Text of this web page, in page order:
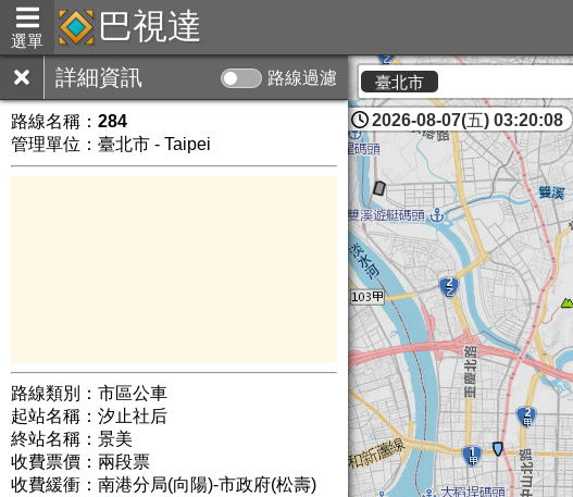
選單 巴視達
詳細資訊 路線過濾
路線名稱： 284
管理單位：臺北市 - Taipei
路線類別：市區公車
起站名稱：汐止社后
終站名稱：景美
收費票價：兩段票
收費緩衝：南港分局(向陽)-市政府(松壽)
臺北市
2026-08-07(五) 03:20:09